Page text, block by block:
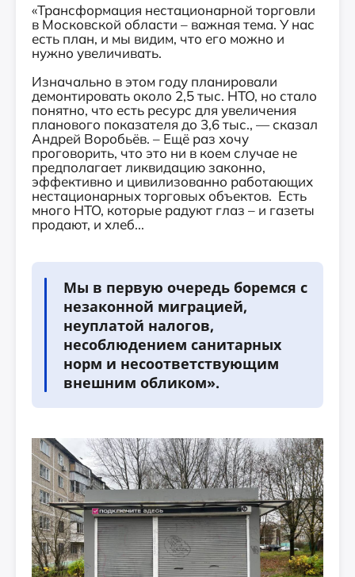
«Трансформация нестационарной торговли
в Московской области – важная тема. У нас
есть план, и мы видим, что его можно и
нужно увеличивать.
Изначально в этом году планировали
демонтировать около 2,5 тыс. НТО, но стало
понятно, что есть ресурс для увеличения
планового показателя до 3,6 тыс., — сказал
Андрей Воробьёв. – Ещё раз хочу
проговорить, что это ни в коем случае не
предполагает ликвидацию законно,
эффективно и цивилизованно работающих
нестационарных торговых объектов. Есть
много НТО, которые радуют глаз – и газеты
продают, и хлеб...
Мы в первую очередь боремся с
незаконной миграцией,
неуплатой налогов,
несоблюдением санитарных
норм и несоответствующим
внешним обликом».